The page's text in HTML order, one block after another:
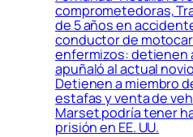
comprometedoras,
de 5 años en
conductor de
enfermizos: detienen
apuñaló al actual
Detienen a miembro
estafas y venta de
Marset podría tener
prisión en EE. UU.